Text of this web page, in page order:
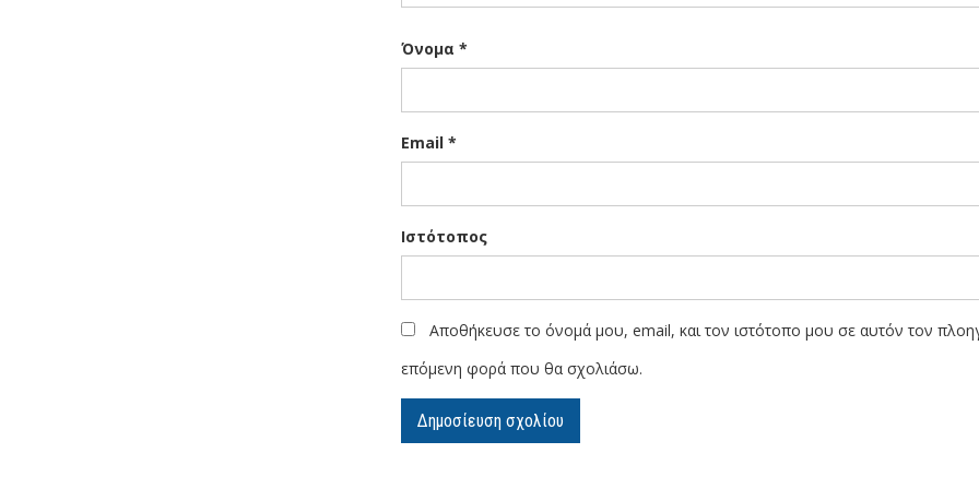
Όνομα *
Email *
Ιστότοπος
Αποθήκευσε το όνομά μου, email, και τον ιστότοπο μου σε αυτόν τον
επόμενη φορά που θα σχολιάσω.